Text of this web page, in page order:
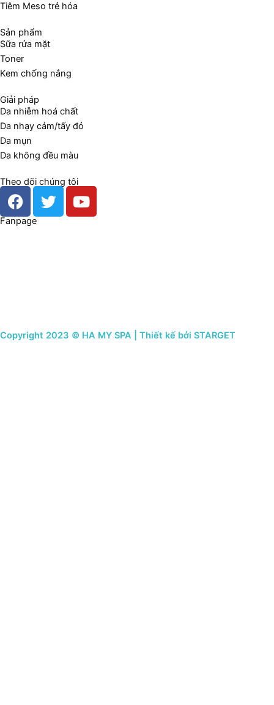
Tiêm Meso trẻ hóa
Sản phẩm
Sữa rửa mặt
Toner
Kem chống nắng
Giải pháp
Da nhiễm hoá chất
Da nhạy cảm/tấy đỏ
Da mụn
Da không đều màu
Theo dõi chúng tôi
F
a
c
T
w
Y
o
Fanpage
Copyright 2023 © HA MY SPA | Thiết kế bởi STARGET